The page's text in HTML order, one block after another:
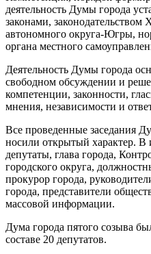
деятельность Думы города
законами,
автономного округа-Югры,
органа местного
Деятельность Думы города
свободном обсуждении и
компетенции, законности,
мнения, независимости и
Все проведенные заседания
носили открытый характер. В
депутаты, глава города,
городского округа,
прокурор города,
города, представители
массовой информации.
Дума города пятого созыва
составе 20 депутатов.